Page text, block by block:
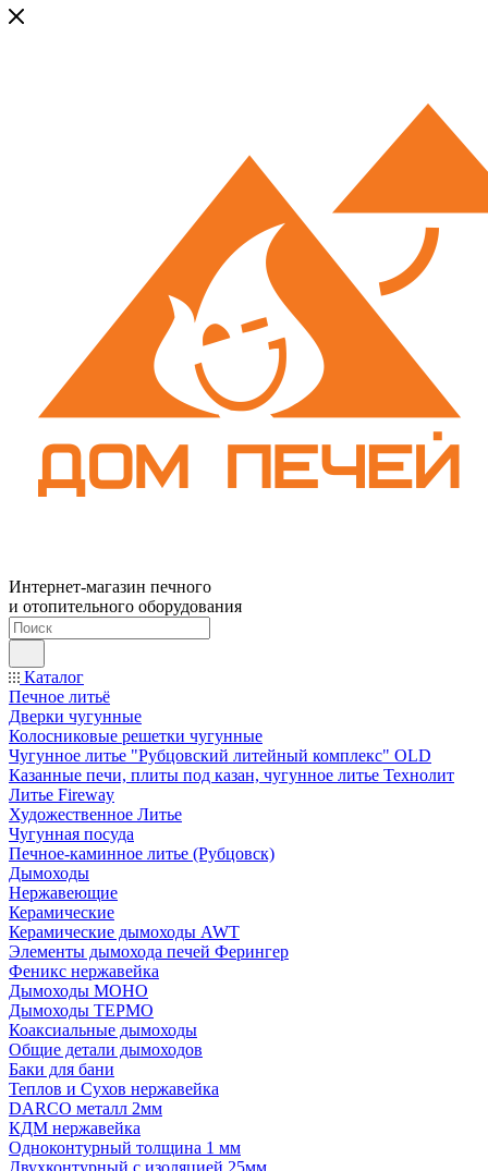
Интернет-магазин печного
и отопительного оборудования
Каталог
Печное литьё
Дверки чугунные
Колосниковые решетки чугунные
Чугунное литье "Рубцовский литейный комплекс" OLD
Казанные печи, плиты под казан, чугунное литье Технолит
Литье Fireway
Художественное Литье
Чугунная посуда
Печное-каминное литье (Рубцовск)
Дымоходы
Нержавеющие
Керамические
Керамические дымоходы AWT
Элементы дымохода печей Ферингер
Феникс нержавейка
Дымоходы МОНО
Дымоходы ТЕРМО
Коаксиальные дымоходы
Общие детали дымоходов
Баки для бани
Теплов и Сухов нержавейка
DARCO металл 2мм
КДМ нержавейка
Одноконтурный толщина 1 мм
Двухконтурный с изоляцией 25мм